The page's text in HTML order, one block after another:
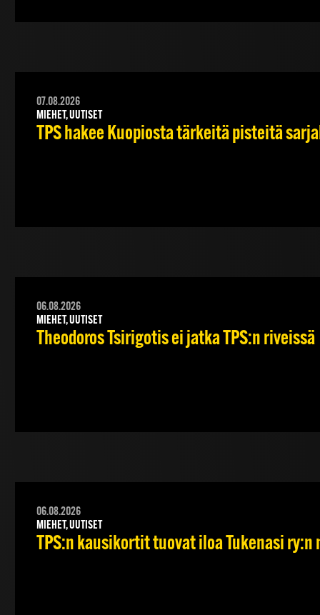
07.08.2026
MIEHET, UUTISET
TPS hakee Kuopiosta tärkeitä pisteitä
06.08.2026
MIEHET, UUTISET
Theodoros Tsirigotis ei jatka TPS:n riveissä
06.08.2026
MIEHET, UUTISET
TPS:n kausikortit tuovat iloa Tukenasi